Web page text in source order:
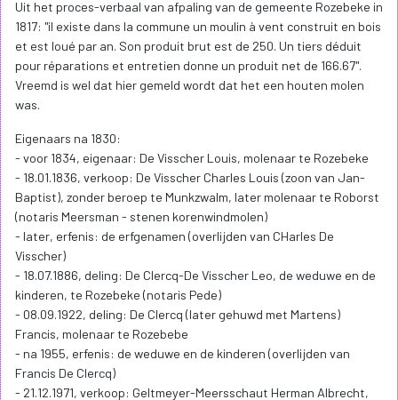
Uit het proces-verbaal van afpaling van de gemeente Rozebeke in
1817: "il existe dans la commune un moulin à vent construit en bois
et est loué par an. Son produit brut est de 250. Un tiers déduit
pour réparations et entretien donne un produit net de 166.67".
Vreemd is wel dat hier gemeld wordt dat het een houten molen
was.
Eigenaars na 1830:
- voor 1834, eigenaar: De Visscher Louis, molenaar te Rozebeke
- 18.01.1836, verkoop: De Visscher Charles Louis (zoon van Jan-
Baptist), zonder beroep te Munkzwalm, later molenaar te Roborst
(notaris Meersman - stenen korenwindmolen)
- later, erfenis: de erfgenamen (overlijden van CHarles De
Visscher)
- 18.07.1886, deling: De Clercq-De Visscher Leo, de weduwe en de
kinderen, te Rozebeke (notaris Pede)
- 08.09.1922, deling: De Clercq (later gehuwd met Martens)
Francis, molenaar te Rozebebe
- na 1955, erfenis: de weduwe en de kinderen (overlijden van
Francis De Clercq)
- 21.12.1971, verkoop: Geltmeyer-Meersschaut Herman Albrecht,